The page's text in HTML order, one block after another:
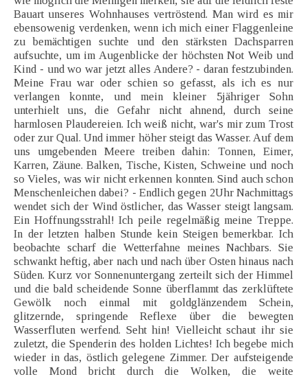
Bauart unseres Wohnhauses vertröstend. Man wird es mir
ebensowenig verdenken, wenn ich mich einer Flaggenleine
zu bemächtigen suchte und den stärksten Dachsparren
aufsuchte, um im Augenblicke der höchsten Not Weib und
Kind - und wo war jetzt alles Andere? - daran festzubinden.
Meine Frau war oder schien so gefasst, als ich es nur
verlangen konnte, und mein kleiner 5jähriger Sohn
unterhielt uns, die Gefahr nicht ahnend, durch seine
harmlosen Plaudereien. Ich weiß nicht, war's mir zum Trost
oder zur Qual. Und immer höher steigt das Wasser. Auf dem
uns umgebenden Meere treiben dahin: Tonnen, Eimer,
Karren, Zäune. Balken, Tische, Kisten, Schweine und noch
so Vieles, was wir nicht erkennen konnten. Sind auch schon
Menschenleichen dabei? - Endlich gegen 2Uhr Nachmittags
wendet sich der Wind östlicher, das Wasser steigt langsam.
Ein Hoffnungsstrahl! Ich peile regelmäßig meine Treppe.
In der letzten halben Stunde kein Steigen bemerkbar. Ich
beobachte scharf die Wetterfahne meines Nachbars. Sie
schwankt heftig, aber nach und nach über Osten hinaus nach
Süden. Kurz vor Sonnenuntergang zerteilt sich der Himmel
und die bald scheidende Sonne überflammt das zerklüftete
Gewölk noch einmal mit goldglänzendem Schein,
glitzernde, springende Reflexe über die bewegten
Wasserfluten werfend. Seht hin! Vielleicht schaut ihr sie
zuletzt, die Spenderin des holden Lichtes! Ich begebe mich
wieder in das, östlich gelegene Zimmer. Der aufsteigende
volle Mond bricht durch die Wolken, die weite